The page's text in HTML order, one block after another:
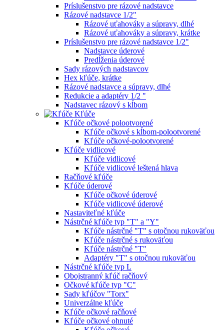
Príslušenstvo pre rázové nadstavce
Rázové nadstavce 1/2"
Rázové uťahováky a súpravy, dlhé
Rázové uťahováky a súpravy, krátke
Príslušenstvo pre rázové nadstavce 1/2"
Nadstavce úderové
Predĺženia úderové
Sady rázových nadstavcov
Hex kľúče, krátke
Rázové nadstavce a súpravy, dlhé
Redukcie a adaptéry 1/2 "
Nadstavec rázový s kĺbom
Kľúče
Kľúče očkové polootvorené
Kľúče očkové s kĺbom-polootvorené
Kľúče očkové-polootvorené
Kľúče vidlicové
Kľúče vidlicové
Kľúče vidlicové leštená hlava
Račňové kľúče
Kľúče úderové
Kľúče očkové úderové
Kľúče vidlicové úderové
Nastaviteľné kľúče
Nástrčné kľúče typ "T" a "Y"
Kľúče nástrčné "T" s otočnou rukoväťou
Kľúče nástrčné s rukoväťou
Kľúče nástrčné "T"
Adaptéry "T" s otočnou rukoväťou
Nástrčné kľúče typ L
Obojstranný kľúč račňový
Očkové kľúče typ "C"
Sady kľúčov "Torx"
Univerzálne kľúče
Kľúče očkové račňové
Kľúče očkové ohnuté